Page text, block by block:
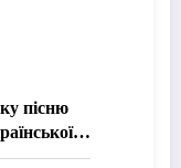
пісню